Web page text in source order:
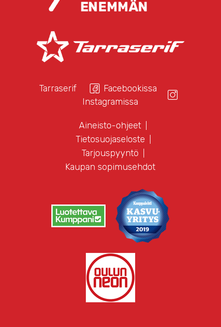
Tarraserif
Facebookissa
Instagramissa
Aineisto-ohjeet
Tietosuojaseloste
Tarjouspyyntö
Kaupan sopimusehdot